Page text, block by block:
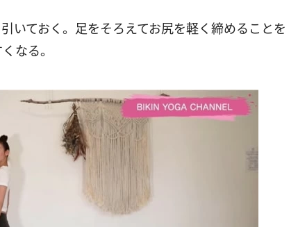
いておく。足をそろえてお尻を軽く締めることを
なる。